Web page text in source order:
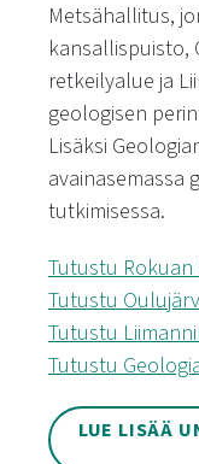
Metsähallitus,
kansallispuisto,
retkeilyalue ja
geologisen
Lisäksi
avainasemassa
tutkimisessa.
Tutustu
Tutustu
Tutustu
Tutustu
LUE LISÄÄ